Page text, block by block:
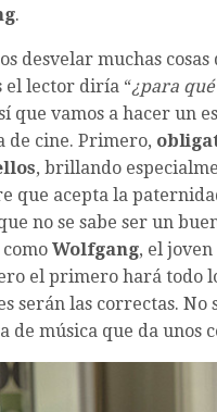
.
desvelar muchas
el lector diría “¿para
que vamos a hacer un
de cine. Primero,
, brillando
que acepta la
no se sabe ser un
como Wolfgang, el joven
el primero hará todo
serán las correctas.
de música que da unos